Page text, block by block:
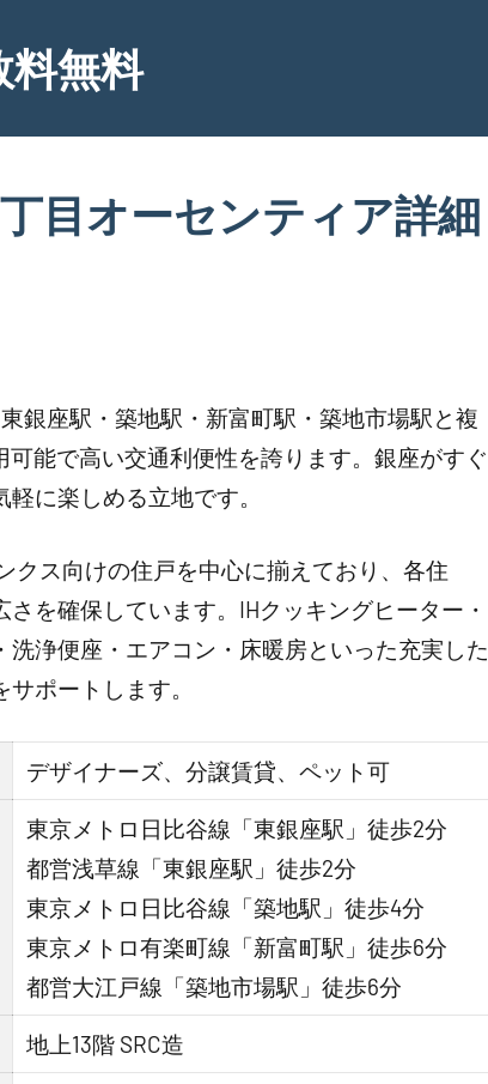
料無料
目オーセンティア詳細
銀座駅・築地駅・新富町駅・築地市場駅と複
能で高い交通利便性を誇ります。銀座がすぐ
に楽しめる立地です。
クス向けの住戸を中心に揃えており、各住
を確保しています。IHクッキングヒーター・
浄便座・エアコン・床暖房といった充実した
ポートします。
デザイナーズ、分譲賃貸、ペット可
東京メトロ日比谷線「東銀座駅」徒歩2分
都営浅草線「東銀座駅」徒歩2分
東京メトロ日比谷線「築地駅」徒歩4分
東京メトロ有楽町線「新富町駅」徒歩6分
都営大江戸線「築地市場駅」徒歩6分
地上13階 SRC造